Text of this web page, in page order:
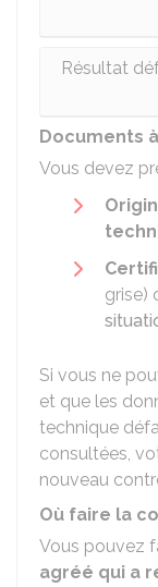
Résultat
Documents
Vous devez
grise)
Si vous ne
et que les
technique
consultées,
nouveau
Où faire la
Vous pouvez
agréé qui a